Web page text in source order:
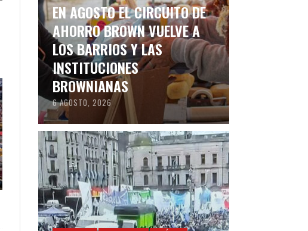
EN AGOSTO EL CIRCUITO DE
AHORRO BROWN VUELVE A
LOS BARRIOS Y LAS
INSTITUCIONES
BROWNIANAS
6 AGOSTO, 2026